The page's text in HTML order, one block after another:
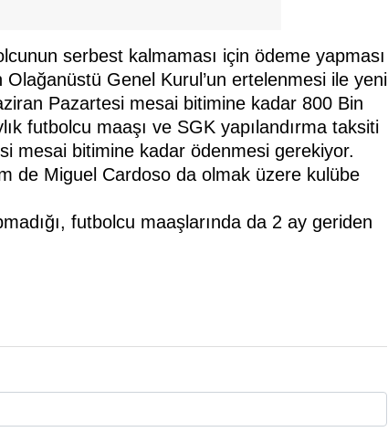
serbest kalmaması için ödeme yapması
Olağanüstü Genel Kurul’un ertelenmesi ile yeni
Pazartesi mesai bitimine kadar 800 Bin
futbolcu maaşı ve SGK yapılandırma taksiti
mesai bitimine kadar ödenmesi gerekiyor.
de Miguel Cardoso da olmak üzere kulübe
futbolcu maaşlarında da 2 ay geriden